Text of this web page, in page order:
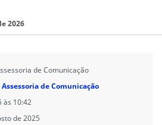
2026
de Comunicação
de Comunicação
às 10:42
de 2025